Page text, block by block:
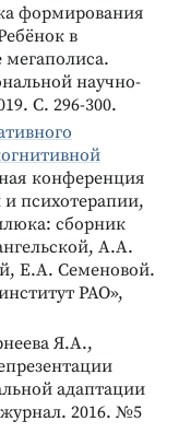
формирования
в
мегаполиса.
научно-
С. 296-300.
конференция
и психотерапии,
сборник
А.А.
Е.А. Семеновой.
РАО»,
Я.А.,
адаптации
2016. №5